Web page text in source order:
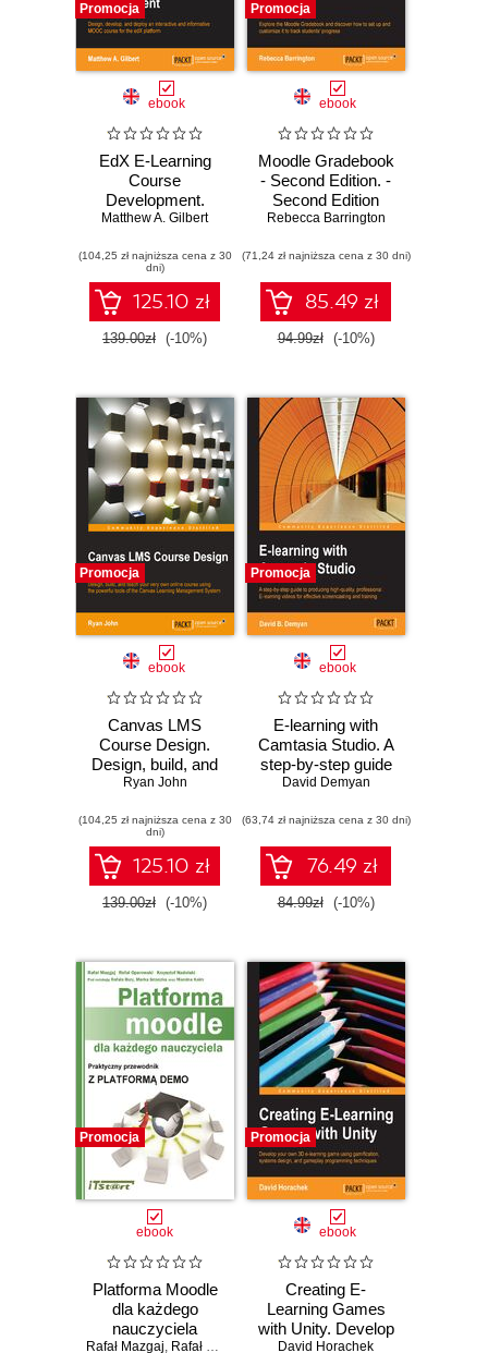
Promocja
ebook
EdX E-Learning
Course
Development.
Design, develop,
interactive and
informative MOOC
course for the edX
platform
Matthew A. Gilbert
(104,25 zł najniższa cena z 30
dni)
125.10 zł
139.00zł (-10%)
Promocja
ebook
Moodle Gradebook
- Second Edition. -
Second Edition
Rebecca Barrington
(71,24 zł najniższa cena z 30 dni)
85.49 zł
94.99zł (-10%)
Promocja
ebook
Canvas LMS
Course Design.
Design, build, and
teach your very
using the powerful
tools of the Canvas
Learning
Management
System
Ryan John
(104,25 zł najniższa cena z 30
dni)
125.10 zł
139.00zł (-10%)
Promocja
ebook
E-learning with
Camtasia Studio. A
step-by-step guide
to producing high-
professional E-
learning videos for
effective
screencasting and
training
David Demyan
(63,74 zł najniższa cena z 30 dni)
76.49 zł
84.99zł (-10%)
Promocja
ebook
Platforma Moodle
dla każdego
nauczyciela
Rafał Mazgaj, Rafał Oparowski Krzysztof Nadolski
Promocja
ebook
Creating E-
Learning Games
with Unity. Develop
your own 3D e-
David Horachek